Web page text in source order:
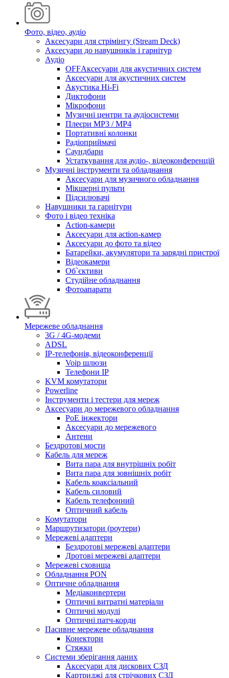
Фото, відео, аудіо
Аксесуари для стрімінгу (Stream Deck)
Аксесуари до навушників і гарнітур
Аудіо
OFFАксесуари для акустичних систем
Аксесуари для акустичних систем
Акустика Hi-Fi
Диктофони
Мікрофони
Музичні центри та аудіосистеми
Плеєри MP3 / MP4
Портативні колонки
Радіоприймачі
Саундбари
Устаткування для аудіо-, відеоконференцій
Музичні інструменти та обладнання
Аксесуари для музичного обладнання
Мікшерні пульти
Підсилювачі
Навушники та гарнітури
Фото і відео техніка
Action-камери
Аксесуари для action-камер
Аксесуари до фото та відео
Батарейки, акумулятори та зарядні пристрої
Відеокамери
Об`єктиви
Студійне обладнання
Фотоапарати
Мережеве обладнання
3G / 4G-модеми
ADSL
IP-телефонія, відеоконференції
Voip шлюзи
Телефони IP
KVM комутатори
Powerline
Інструменти і тестери для мереж
Аксесуари до мережевого обладнання
PoE інжектори
Аксесуари до мережевого
Антени
Бездротові мости
Кабель для мереж
Вита пара для внутрішніх робіт
Вита пара для зовнішніх робіт
Кабель коаксіальний
Кабель силовий
Кабель телефонний
Оптичний кабель
Комутатори
Маршрутизатори (роутери)
Мережеві адаптери
Бездротові мережеві адаптери
Дротові мережеві адаптери
Мережеві сховища
Обладнання PON
Оптичне обладнання
Медіаконвертери
Оптичні витратні матеріали
Оптичні модулі
Оптичні патч-корди
Пасивне мережеве обладнання
Конектори
Стяжки
Системи зберігання даних
Аксесуари для дискових СЗД
Картриджі для стрічкових СЗД